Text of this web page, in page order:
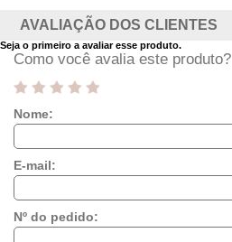
AVALIAÇÃO DOS CLIENTES
Seja o primeiro a avaliar esse produto.
Como você avalia este produto?
Nome:
E-mail:
Nº do pedido: